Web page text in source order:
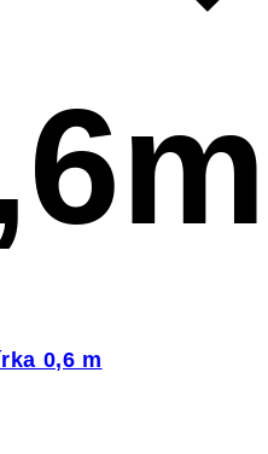
0,6 m